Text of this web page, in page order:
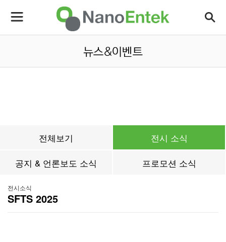
전체보기
전시 소식
공지 & 언론보도 소식
프로모션 소식
전시소식
SFTS 2025